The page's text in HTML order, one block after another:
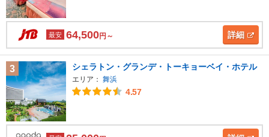
最安 64,500円～ 詳細
3 シェラトン・グランデ・トーキョーベイ・ホテル
エリア： 舞浜
4.57